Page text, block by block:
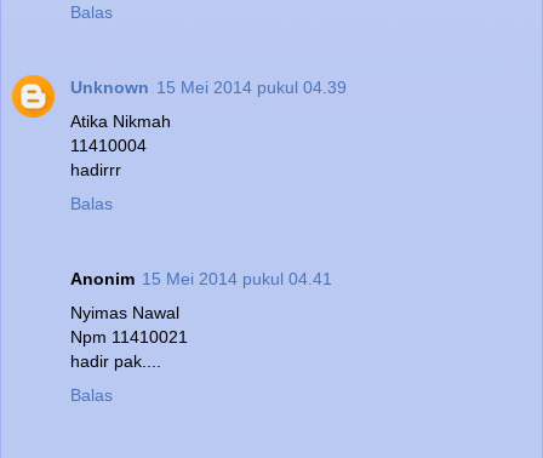
Balas
Unknown 15 Mei 2014 pukul 04.39
Atika Nikmah
11410004
hadirrr
Balas
Anonim 15 Mei 2014 pukul 04.41
Nyimas Nawal
Npm 11410021
hadir pak....
Balas